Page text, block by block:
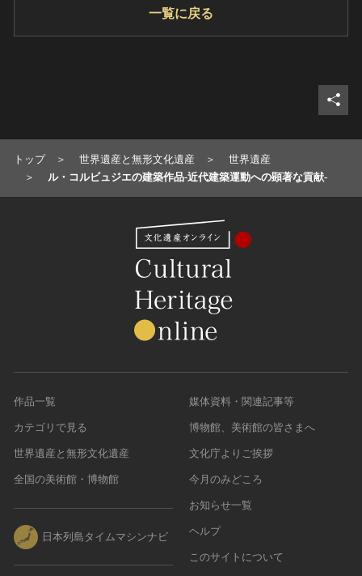
一覧に戻る
トップ 世界遺産と無形文化遺産
世界遺産
ル・コルビュジエの建築作品‐近代建築運動への顕著な貢献‐
作品一覧
カテゴリで見る
世界遺産と無形文化遺産
全国の美術館・博物館
日本列島タイムマシンナビ
媒体資料・関連記事等
博物館、美術館の皆さまへ
文化庁よりご挨拶
今月のみどころ
お知らせ一覧
ヘルプ
このサイトについて